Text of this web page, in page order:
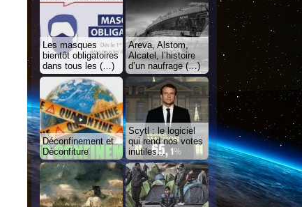
Les masques
bientôt obligatoires
dans tous les (…)
Areva, Alstom,
Alcatel, l’histoire
d’un naufrage (…)
Déconfinement et
Déconfiture
Scytl : le logiciel
qui rend nos votes
inutiles...